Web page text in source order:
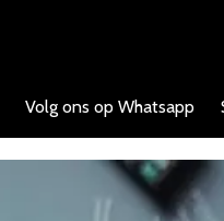
Volg ons op Whatsapp